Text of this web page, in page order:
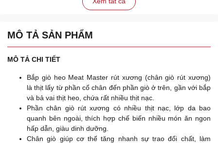
MÔ TẢ SẢN PHẨM
MÔ TẢ CHI TIẾT
Bắp giò heo Meat Master rút xương (chân giò rút xương)
là thịt lấy từ phần cổ chân đến phần giò ở trên, gần với bắp
và bả vai thịt heo, chứa rất nhiều thịt nạc.
Phần chân giò rút xương có nhiều thịt nạc, lớp da bao
quanh bên ngoài, thích hợp chế biến nhiều món ăn ngon
hấp dẫn, giàu dinh dưỡng.
Chân giò giúp cơ thể tăng nhanh sự trao đổi chất, làm